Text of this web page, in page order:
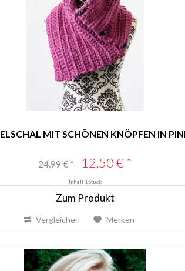
MIT SCHÖNEN KNÖPFEN IN
24,99 € * 12,50 € *
Inhalt 1 Stück
Zum Produkt
Vergleichen Merken